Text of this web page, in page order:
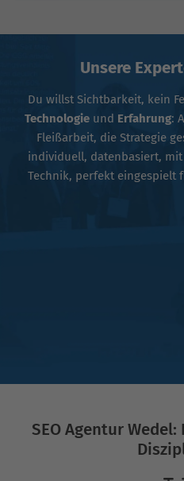
Unsere
Du willst Sichtbarkeit, kein
Technologie und Erfahrung:
Fleißarbeit, die Strategie
individuell, datenbasiert,
Technik, perfekt eingespielt
SEO Agentur